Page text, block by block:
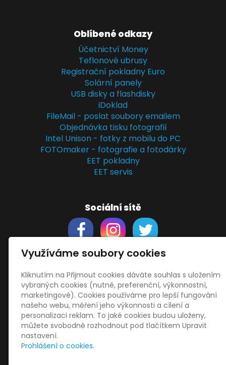
Oblíbené odkazy
Účetnictví Money
Teflonové ubrusy
Registrační pokladny Euro
Solární panely
USB disky a flashdisky
iDoklad
FileMail - poslat soubory emailem
Objednávka tisku fotografií
Intel Unison - fotky z mobilu do PC
FOTOmaker - fotografie a fotodárky
EET pokladny
EET servis
Sociální sítě
Support
Obchodní podmínky
Zásady zpracování osobních údajů
Obrázky použityvecteezy.com
adepositphotos.com
OneDrive
HopToDesk
Využíváme soubory cookies
Kliknutím na Přijmout cookies dáváte souhlas s uložením
vybraných cookies (nutné, preferenční, výkonnostní,
marketingové). Cookies používáme pro lepší fungování
našeho webu, měření jeho výkonnosti a cílení a
personalizaci reklam. To jaké cookies budou uloženy,
můžete svobodně rozhodnout pod tlačítkem Upravit
nastavení.
Prohlášení o cookies.